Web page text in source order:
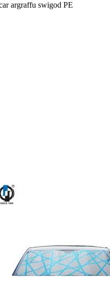
argraffu swigod PE